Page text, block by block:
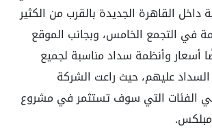
داخل القاهرة الجديدة بالقرب من الكثير
في التجمع الخامس، وبجانب الموقع
أسعار وأنظمة سداد مناسبة لجميع
عليهم، حيث راعت الشركة
في الفئات التي سوف تستثمر في مشروع